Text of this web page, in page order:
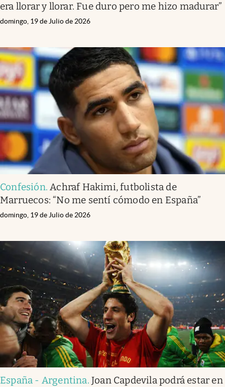
era llorar y llorar. Fue duro pero me hizo madurar”
domingo, 19 de Julio de 2026
Confesión.Achraf Hakimi, futbolista de
Marruecos: “No me sentí cómodo en España”
domingo, 19 de Julio de 2026
España - Argentina.Joan Capdevila podrá estar en